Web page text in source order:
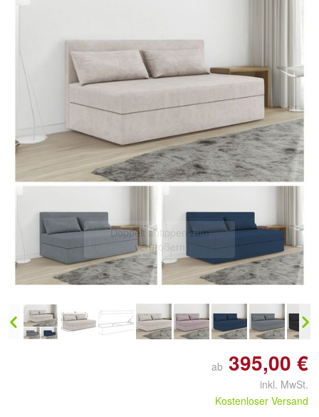
Doppelt antippen zum
vergrößern
ab 395,00 €
inkl. MwSt.
Kostenloser Versand